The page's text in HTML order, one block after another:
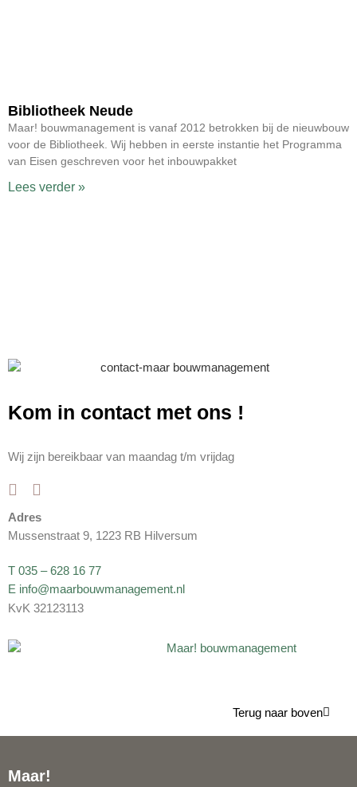
Bibliotheek Neude
Maar! bouwmanagement is vanaf 2012 betrokken bij de nieuwbouw
voor de Bibliotheek. Wij hebben in eerste instantie het Programma
van Eisen geschreven voor het inbouwpakket
Lees verder »
Kom in contact met ons !
Wij zijn bereikbaar van maandag t/m vrijdag
Adres
Mussenstraat 9, 1223 RB Hilversum
T 035 – 628 16 77
E info@maarbouwmanagement.nl
KvK 32123113
Terug naar boven
Maar!